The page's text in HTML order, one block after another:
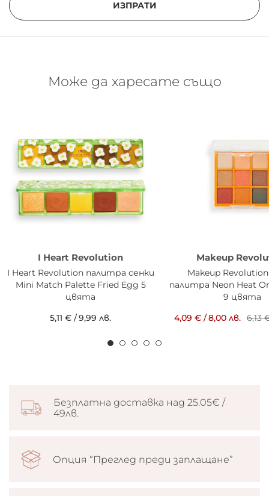
ИЗПРАТИ
Може да харесате също
I Heart Revolution
I Heart Revolution палитра сенки
Mini Match Palette Fried Egg 5
цвята
5,11 € /9,99 лв.
Makeup
Makeup
палитра Neon Heat
9 цвята
4,09 € /8,00 лв. 6,13
Безплатна доставка над 25.05€ /
49лв.
Опция “Преглед преди заплащане”